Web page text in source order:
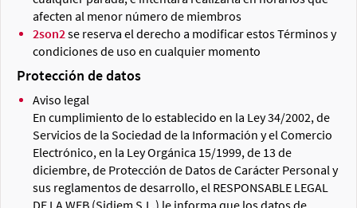
afecten al menor número de miembros
2son2 se reserva el derecho a modificar estos Términos y
condiciones de uso en cualquier momento
Protección de datos
Aviso legal
En cumplimiento de lo establecido en la Ley 34/2002, de
Servicios de la Sociedad de la Información y el Comercio
Electrónico, en la Ley Orgánica 15/1999, de 13 de
diciembre, de Protección de Datos de Carácter Personal y
sus reglamentos de desarrollo, el RESPONSABLE LEGAL
DE LA WEB (Sidiem S.L.) le informa que los datos de